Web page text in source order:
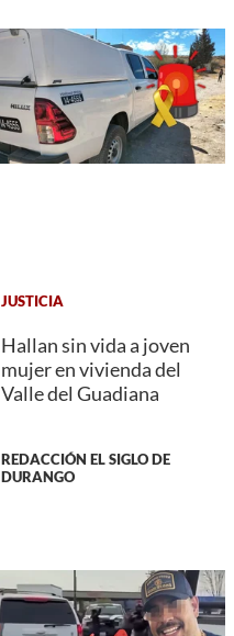
JUSTICIA
Hallan sin vida a joven
mujer en vivienda del
Valle del Guadiana
REDACCIÓN EL SIGLO DE
DURANGO